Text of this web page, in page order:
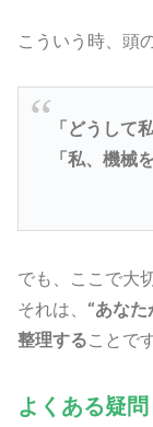
こういう時、頭
「どうして
「私、機械
でも、ここで大
それは、 “あな
整理することです
よくある疑問